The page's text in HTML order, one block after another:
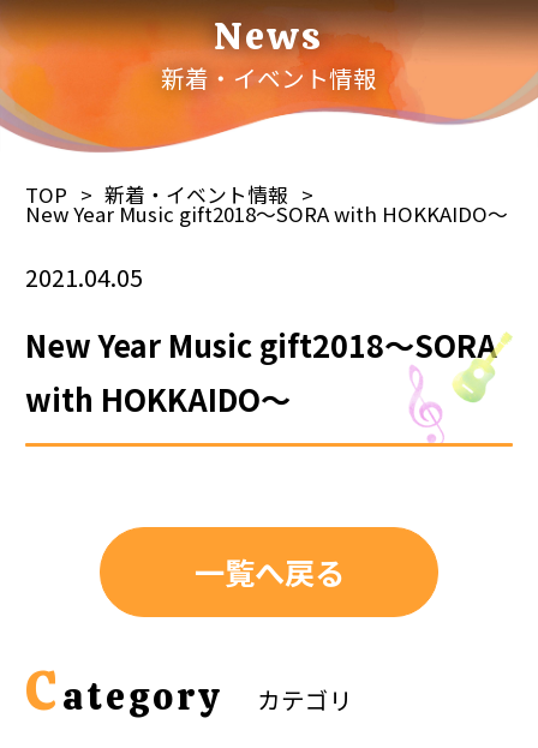
News
新着・イベント情報
TOP 新着・イベント情報
New Year Music gift2018～SORA with HOKKAIDO～
2021.04.05
New Year Music gift2018～SORA
with HOKKAIDO～
一覧へ戻る
Category
カテゴリ